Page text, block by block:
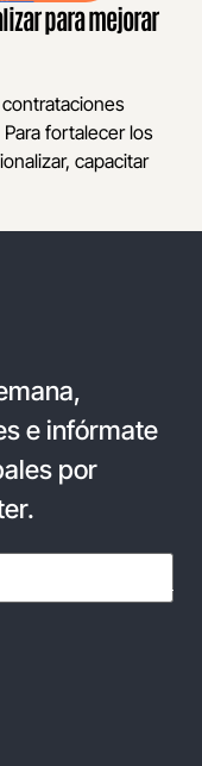
para mejorar
fortalecer los
capacitar
e infórmate
por